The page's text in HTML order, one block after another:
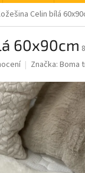
Celin bílá
60x90cm
Značka: Boma